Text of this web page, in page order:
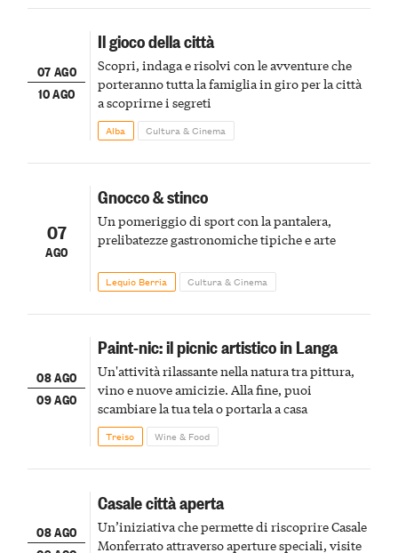
07 AGO
10 AGO
Il gioco della città
Scopri, indaga e risolvi con le avventure che
porteranno tutta la famiglia in giro per la città
a scoprirne i segreti
Alba Cultura & Cinema
07
AGO
Gnocco & stinco
Un pomeriggio di sport con la pantalera,
prelibatezze gastronomiche tipiche e arte
Lequio Berria Cultura & Cinema
08 AGO
09 AGO
Paint-nic: il picnic artistico in Langa
Un'attività rilassante nella natura tra pittura,
vino e nuove amicizie. Alla fine, puoi
scambiare la tua tela o portarla a casa
Treiso Wine & Food
08 AGO
Casale città aperta
Un’iniziativa che permette di riscoprire Casale
Monferrato attraverso aperture speciali, visite